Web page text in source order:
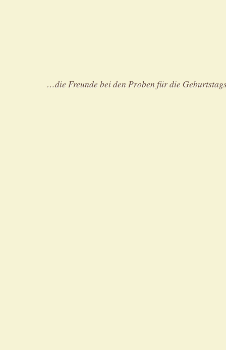
…die Freunde bei den Proben für die